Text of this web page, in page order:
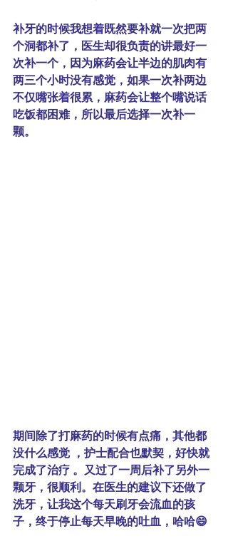
补牙的时候我想着既然要补就一次把两
个洞都补了，医生却很负责的讲最好一
次补一个，因为麻药会让半边的肌肉有
两三个小时没有感觉，如果一次补两边
不仅嘴张着很累，麻药会让整个嘴说话
吃饭都困难，所以最后选择一次补一
颗。
期间除了打麻药的时候有点痛，其他都
没什么感觉 ，护士配合也默契，好快就
完成了治疗 。又过了一周后补了另外一
颗牙，很顺利。在医生的建议下还做了
洗牙，让我这个每天刷牙会流血的孩
子，终于停止每天早晚的吐血，哈哈😄